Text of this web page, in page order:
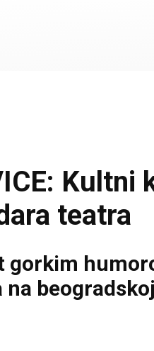
Kultni
teatra
gorkim